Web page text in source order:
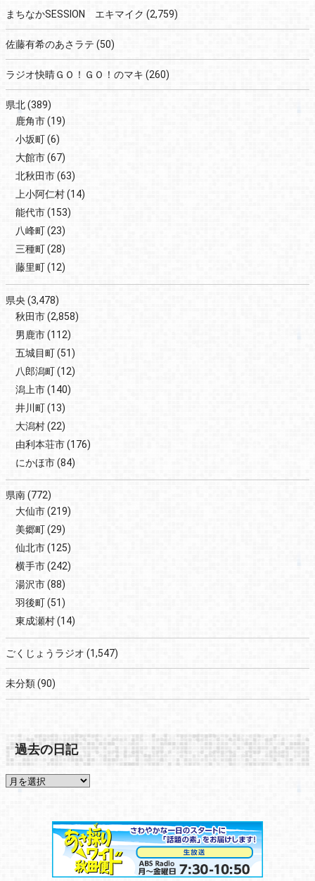
まちなかSESSION エキマイク (2,759)
佐藤有希のあさラテ (50)
ラジオ快晴ＧＯ！ＧＯ！のマキ (260)
県北(389)
鹿角市(19)
小坂町(6)
大館市(67)
北秋田市(63)
上小阿仁村(14)
能代市(153)
八峰町(23)
三種町(28)
藤里町(12)
県央(3,478)
秋田市(2,858)
男鹿市(112)
五城目町(51)
八郎潟町(12)
潟上市(140)
井川町(13)
大潟村(22)
由利本荘市(176)
にかほ市(84)
県南(772)
大仙市(219)
美郷町(29)
仙北市(125)
横手市(242)
湯沢市(88)
羽後町(51)
東成瀬村(14)
ごくじょうラジオ (1,547)
未分類(90)
過去の日記